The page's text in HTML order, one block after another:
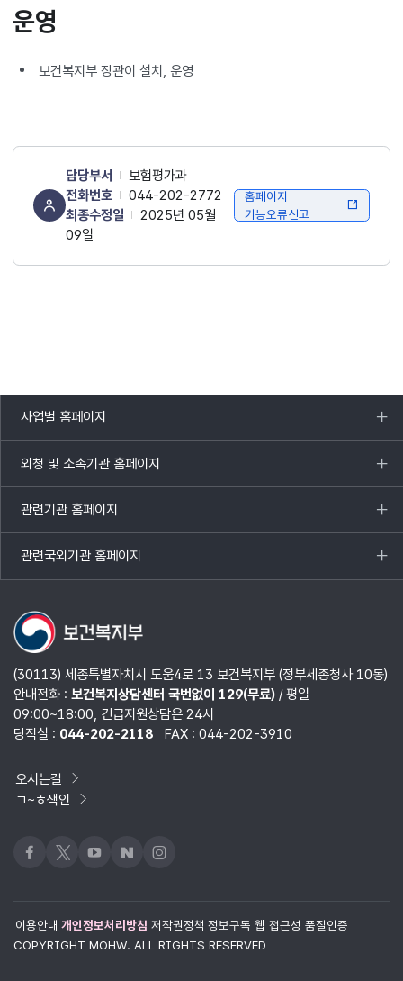
운영
보건복지부 장관이 설치, 운영
담당부서
보험평가과
전화번호
044-202-2772
최종수정일
2025년 05월
09일
홈페이지
기능오류신고
사업별 홈페이지
목록
열기
외청 및 소속기관 홈페이지
목록
열기
관련기관 홈페이지
목록
열기
관련국외기관 홈페이지
목록
열기
(30113) 세종특별자치시 도움4로 13 보건복지부 (정부세종청사 10동)
안내전화 : 보건복지상담센터 국번없이 129(무료)/ 평일
09:00~18:00, 긴급지원상담은 24시
당직실 : 044-202-2118 FAX : 044-202-3910
오시는길
ㄱ~ㅎ색인
페이스북
x 유튜브네이버블로그
인스타그램
이용안내 개인정보처리방침 저작권정책 정보구독 웹 접근성 품질인증
COPYRIGHT MOHW. ALL RIGHTS RESERVED